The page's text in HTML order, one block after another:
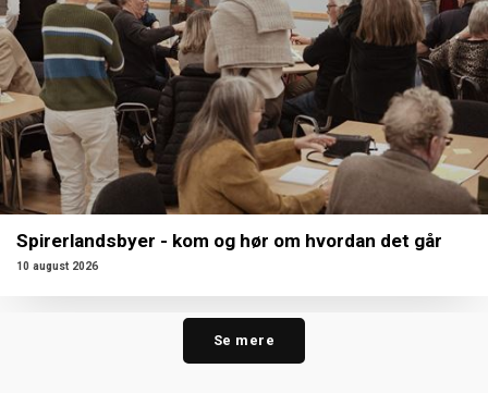
Spirerlandsbyer - kom og hør om hvordan det går
10 august 2026
Se mere